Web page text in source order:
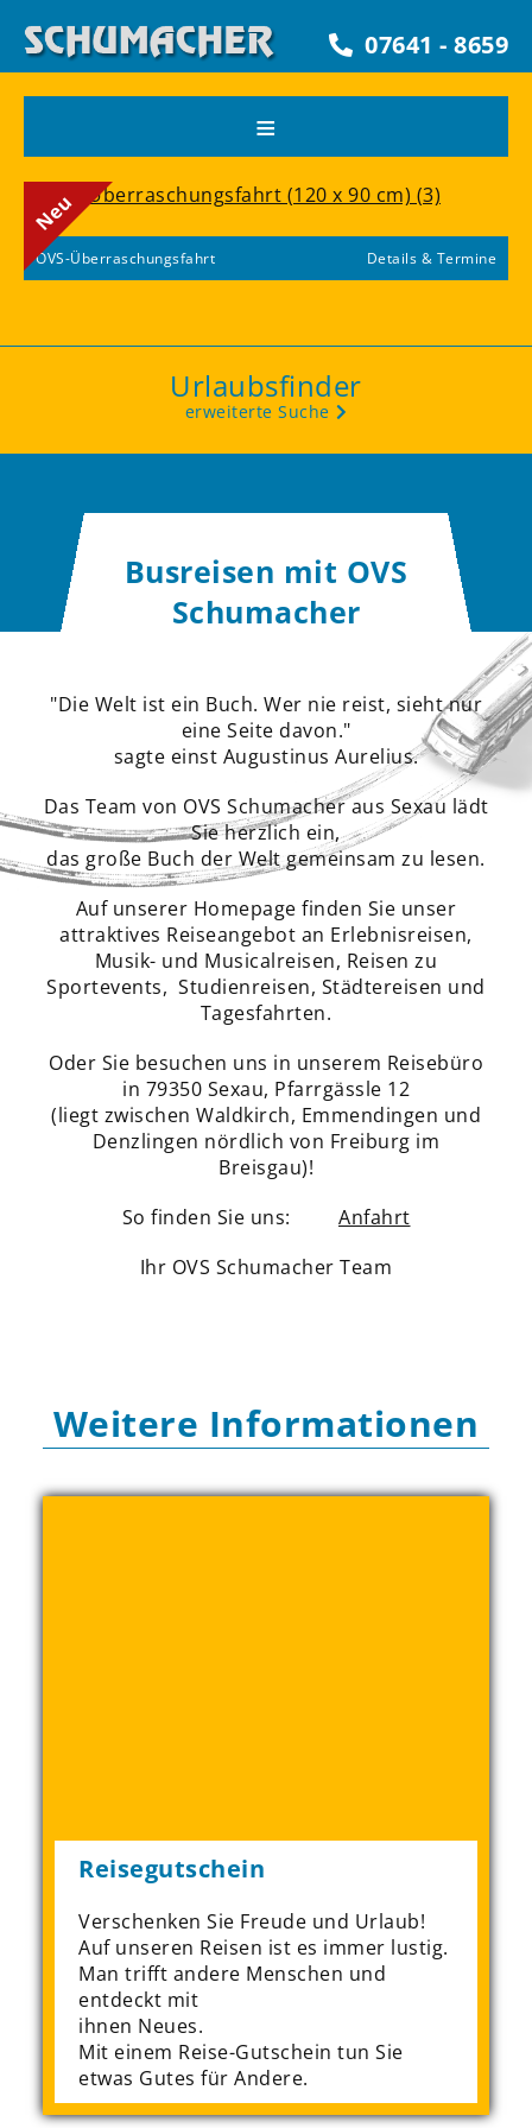
07641 - 8659
≡
OVS-Überraschungsfahrt Details & Termine
Neu
Urlaubsfinder
erweiterte Suche
Busreisen mit OVS
Schumacher
"Die Welt ist ein Buch. Wer nie reist, sieht nur
eine Seite davon."
sagte einst Augustinus Aurelius.
Das Team von OVS Schumacher aus Seхau lädt
Sie herzlich ein,
das große Buch der Welt gemeinsam zu lesen.
Auf unserer Homepage finden Sie unser
attraktives Reiseangebot an Erlebnisreisen,
Musik- und Musicalreisen, Reisen zu
Sportevents, Studienreisen, Städtereisen und
Tagesfahrten.
Oder Sie besuchen uns in unserem Reisebüro
in 79350 Seхau, Pfarrgässle 12
(liegt zwischen Waldkirch, Emmendingen und
Denzlingen nördlich von Freiburg im
Breisgau)!
So finden Sie uns: Anfahrt
Ihr OVS Schumacher Team
Weitere Informationen
Reisegutschein
Verschenken Sie Freude und Urlaub!
Auf unseren Reisen ist es immer lustig.
Man trifft andere Menschen und
entdeckt mit
ihnen Neues.
Mit einem Reise-Gutschein tun Sie
etwas Gutes für Andere.